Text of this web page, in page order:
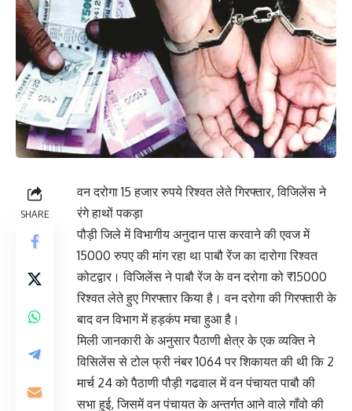
SHARE
वन दरोगा 15 हजार रुपये रिश्वत लेते गिरफ्तार, विजिलेंस ने
रंगे हाथों पकड़ा
पौड़ी जिले में विभागीय अनुदान पास करवाने की एवज में
15000 रुपए की मांग रहा था पाबौ रेंज का दारोगा रिश्वत
कोटद्वार। विजिलेंस ने पाबौ रेंज के वन दरोगा को ₹15000
रिश्वत लेते हुए गिरफ्तार किया है। वन दरोगा की गिरफ्तारी के
बाद वन विभाग में हड़कंप मचा हुआ है।
मिली जानकारी के अनुसार पैठाणी क्षेत्र के एक व्यक्ति ने
विसिलेंस से टोल फ्री नंबर 1064 पर शिकायत की थी कि 2
मार्च 24 को पैठाणी पौड़ी गढवाल में वन पंचायत पाबौ की
सभा हुई, जिसमें वन पंचायत के अन्तर्गत आने वाले गाँवो की